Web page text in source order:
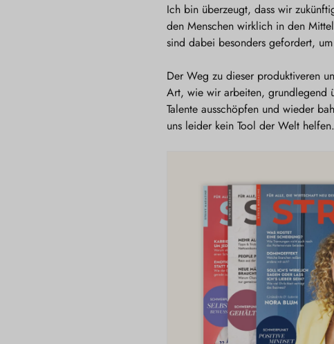
Ich bin überzeugt, dass wir
den Menschen wirklich in den
sind dabei besonders gefordert,
Der Weg zu dieser produktiveren
Art, wie wir arbeiten, grundlegend
Talente ausschöpfen und wieder
uns leider kein Tool der Welt helfen.